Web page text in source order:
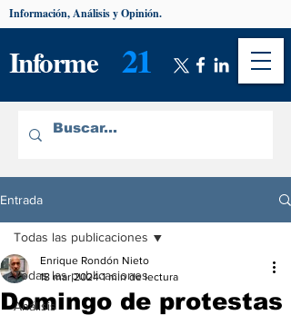
Informe 21
Información, Análisis y Opinión.
Entrada
Todas las publicaciones
Análisis
Todas las publicaciones
Domingo de protestas
Enrique Rondón Nieto
18 mar 2024 1 min de lectura